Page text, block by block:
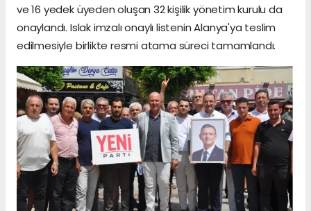
ve 16 yedek üyeden oluşan 32 kişilik yönetim kurulu da
onaylandı. Islak imzalı onaylı listenin Alanya'ya teslim
edilmesiyle birlikte resmi atama süreci tamamlandı.